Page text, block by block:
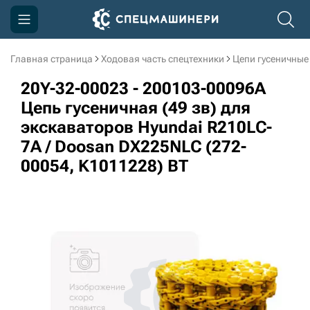
Главная страница Ходовая часть спецтехники Цепи гусеничные
20Y-32-00023 - 200103-00096A
Цепь гусеничная (49 зв) для
экскаваторов Hyundai R210LC-
7A / Doosan DX225NLC (272-
00054, K1011228) BT
Компания
Акции
Доставка и оплата
Информация
sksale@skdst.ru